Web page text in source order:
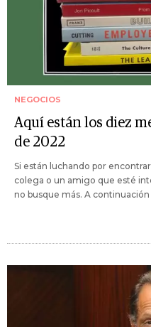
NEGOCIOS
Aquí están los diez
de 2022
Si están luchando por
colega o un amigo que esté
no busque más. A